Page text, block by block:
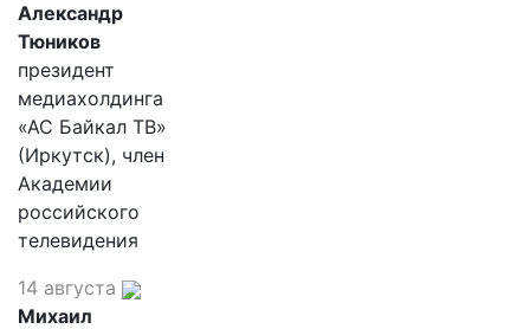
Александр
Тюников
президент
медиахолдинга
«АС Байкал ТВ»
(Иркутск), член
Академии
российского
телевидения
14 августа
Михаил